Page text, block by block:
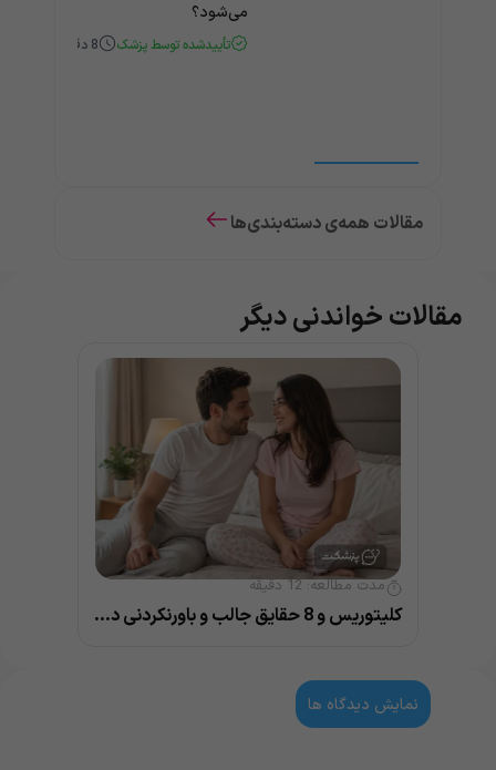
می‌شود؟
تأییدشده توسط پزشک 8 دقیقه
مقالات همه‌ی دسته‌بندی‌ها
مقالات خواندنی دیگر
مدت مطالعه:12 دقیقه
کلیتوریس و 8 حقایق جالب و باورنکردنی درباره آن
نمایش دیدگاه ها